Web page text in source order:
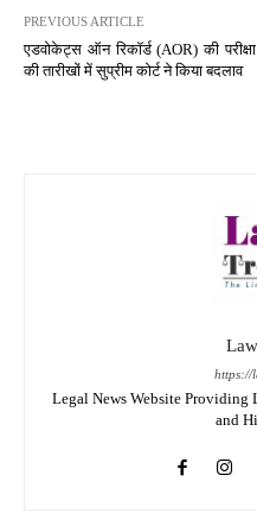
PREVIOUS ARTICLE
एडवोकेट्स ऑन रिकॉर्ड (AOR) की परीक्षा
की तारीखों में सुप्रीम कोर्ट ने किया बदलाव
https://
Legal News Website Providing
and